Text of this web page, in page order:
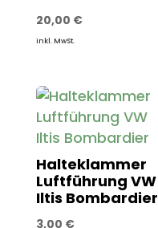
20,00 €
inkl. MwSt.
Halteklammer
Luftführung VW
Iltis Bombardier
3,00 €